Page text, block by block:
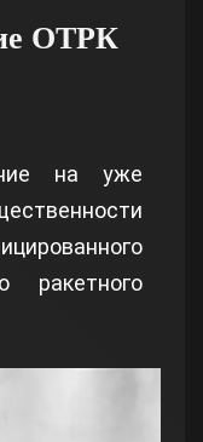
ОТРК
на уже
ракетного